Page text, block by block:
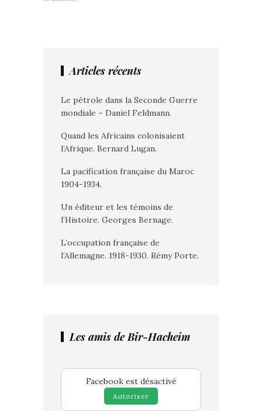
Articles récents
Le pétrole dans la Seconde Guerre
mondiale – Daniel Feldmann.
Quand les Africains colonisaient
l’Afrique. Bernard Lugan.
La pacification française du Maroc
1904-1934.
Un éditeur et les témoins de
l’Histoire. Georges Bernage.
L’occupation française de
l’Allemagne. 1918-1930. Rémy Porte.
Les amis de Bir-Hacheim
Facebook est désactivé
Autoriser